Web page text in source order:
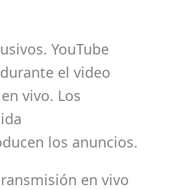
YouTube
el video
vivo. Los
los anuncios.
en vivo